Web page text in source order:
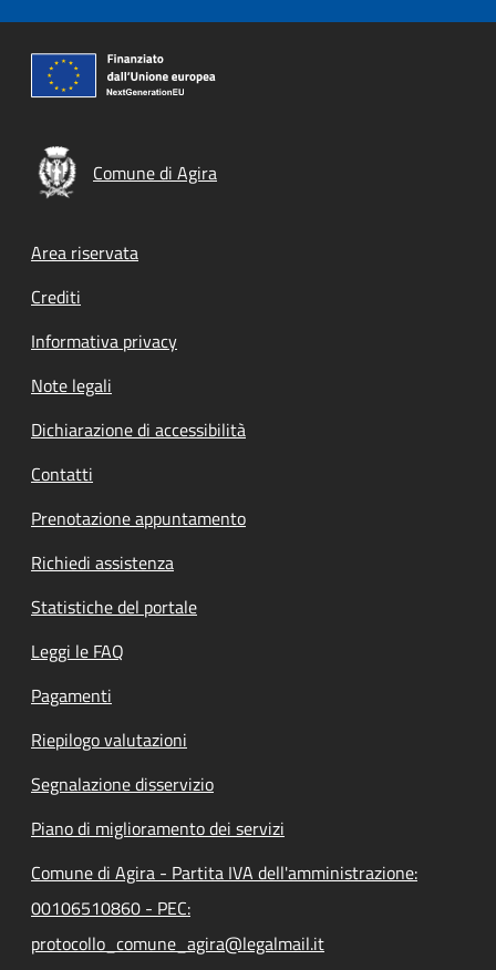
Comune di Agira
Footer menu
Area riservata
Crediti
Informativa privacy
Note legali
Dichiarazione di accessibilità
Contatti
Prenotazione appuntamento
Richiedi assistenza
Statistiche del portale
Leggi le FAQ
Pagamenti
Riepilogo valutazioni
Segnalazione disservizio
Piano di miglioramento dei servizi
Comune di Agira - Partita IVA dell'amministrazione:
00106510860 - PEC:
protocollo_comune_agira@legalmail.it